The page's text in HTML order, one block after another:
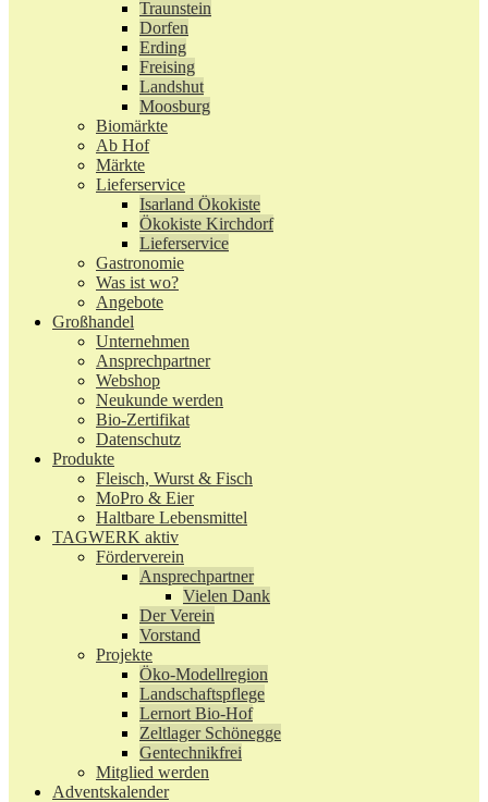
Traunstein
Dorfen
Erding
Freising
Landshut
Moosburg
Biomärkte
Ab Hof
Märkte
Lieferservice
Isarland Ökokiste
Ökokiste Kirchdorf
Lieferservice
Gastronomie
Was ist wo?
Angebote
Großhandel
Unternehmen
Ansprechpartner
Webshop
Neukunde werden
Bio-Zertifikat
Datenschutz
Produkte
Fleisch, Wurst & Fisch
MoPro & Eier
Haltbare Lebensmittel
TAGWERK aktiv
Förderverein
Ansprechpartner
Vielen Dank
Der Verein
Vorstand
Projekte
Öko-Modellregion
Landschaftspflege
Lernort Bio-Hof
Zeltlager Schönegge
Gentechnikfrei
Mitglied werden
Adventskalender